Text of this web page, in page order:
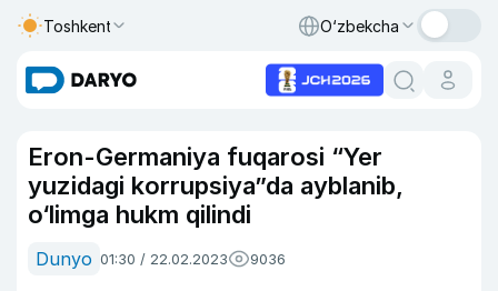
Toshkent O‘zbekcha
Eron-Germaniya fuqarosi “Yer
yuzidagi korrupsiya”da ayblanib,
o‘limga hukm qilindi
Dunyo 01:30 / 22.02.2023 9036